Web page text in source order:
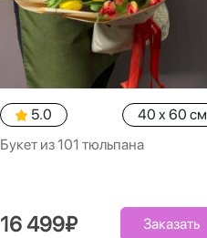
5.0
40 x 60 см
Букет из 101 тюльпана
16 499₽ Заказать